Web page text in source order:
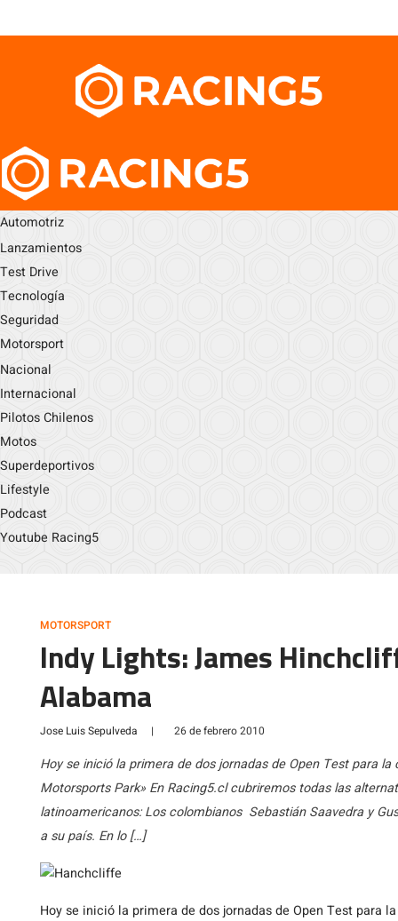
Automotriz
Lanzamientos
Test Drive
Tecnología
Seguridad
Motorsport
Nacional
Internacional
Pilotos Chilenos
Motos
Superdeportivos
Lifestyle
Podcast
Youtube Racing5
MOTORSPORT
Indy Lights: James
Alabama
Jose Luis Sepulveda | 26 de febrero 2010
Hoy se inició la primera de dos jornadas de Open Test para
Motorsports Park» En Racing5.cl cubriremos todas las
latinoamericanos: Los colombianos Sebastián Saavedra y
a su país. En lo […]
Hoyse inició la primera de dos jornadas de Open Test para